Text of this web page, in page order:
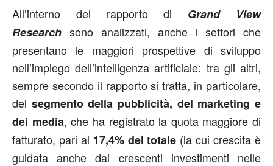
All’interno del rapporto di Grand View
Research sono analizzati, anche i settori che
presentano le maggiori prospettive di sviluppo
nell’impiego dell’intelligenza artificiale: tra gli altri,
sempre secondo il rapporto si tratta, in particolare,
del segmento della pubblicità, del marketing e
dei media, che ha registrato la quota maggiore di
fatturato, pari al 17,4% del totale (la cui crescita è
guidata anche dai crescenti investimenti nelle